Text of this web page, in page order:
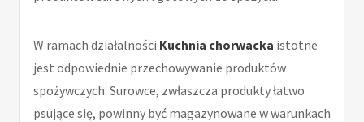
W ramach działalności Kuchnia chorwacka istotne
jest odpowiednie przechowywanie produktów
spożywczych. Surowce, zwłaszcza produkty łatwo
psujące się, powinny być magazynowane w warunkach